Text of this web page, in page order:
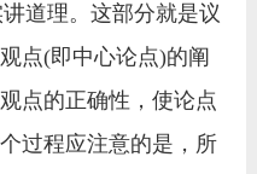
道理。这部分就是议
点(即中心论点)的阐
点的正确性，使论点
过程应注意的是，所